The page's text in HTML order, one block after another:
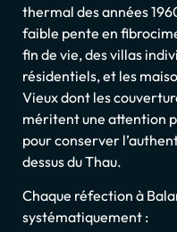
thermal des années
faible pente en
fin de vie, des villas
résidentiels, et les
Vieux dont les
méritent une attention
pour conserver
dessus du Thau.
Chaque réfection à
systématiquement :